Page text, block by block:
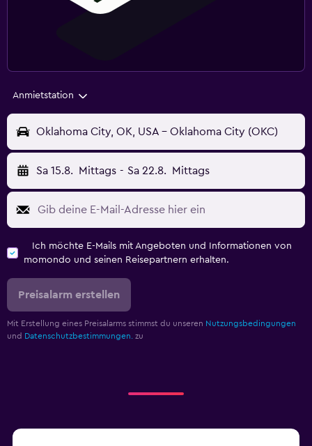
Anmietstation
Oklahoma City, OK, USA - Oklahoma City (OKC)
Sa 15.8. Mittags - Sa 22.8. Mittags
Ich möchte E-Mails mit Angeboten und Informationen von
momondo und seinen Reisepartnern erhalten.
Preisalarm erstellen
Mit Erstellung eines Preisalarms stimmst du unseren Nutzungsbedingungen
und Datenschutzbestimmungen. zu